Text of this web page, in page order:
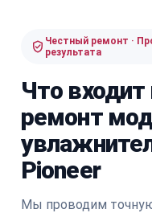
Честный ремонт ·
результата
Что
ремонт
Pioneer
Мы проводим